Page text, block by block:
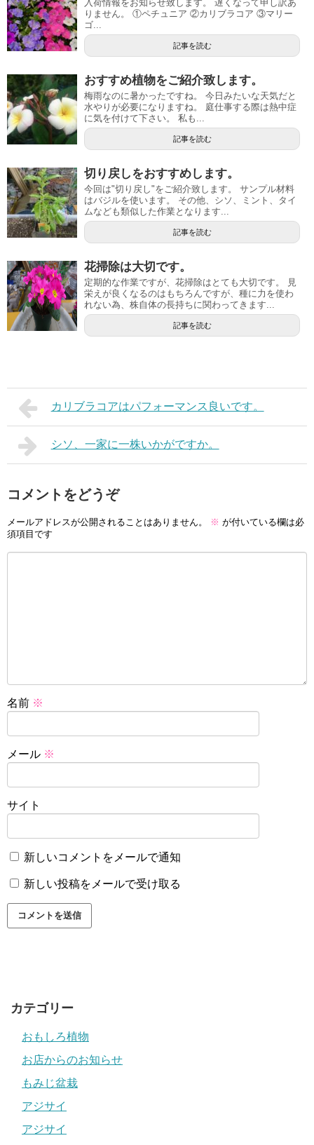
入荷情報をお知らせ致します。 遅くなって申し訳あ
りません。 ①ペチュニア ②カリブラコア ③マリー
ゴ...
記事を読む
おすすめ植物をご紹介致します。
梅雨なのに暑かったですね。 今日みたいな天気だと
水やりが必要になりますね。 庭仕事する際は熱中症
に気を付けて下さい。 私も...
記事を読む
切り戻しをおすすめします。
今回は"切り戻し"をご紹介致します。 サンプル材料
はバジルを使います。 その他、シソ、ミント、タイ
ムなども類似した作業となります...
記事を読む
花掃除は大切です。
定期的な作業ですが、花掃除はとても大切です。 見
栄えが良くなるのはもちろんですが、種に力を使わ
れない為、株自体の長持ちに関わってきます...
記事を読む
カリブラコアはパフォーマンス良いです。
シソ、一家に一株いかがですか。
コメントをどうぞ
メールアドレスが公開されることはありません。 ※ が付いている欄は必
須項目です
名前 ※
メール ※
サイト
新しいコメントをメールで通知
新しい投稿をメールで受け取る
カテゴリー
おもしろ植物
お店からのお知らせ
もみじ盆栽
アジサイ
アジサイ